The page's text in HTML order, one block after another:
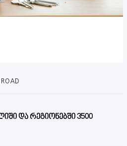
და რეგიონებში 3500